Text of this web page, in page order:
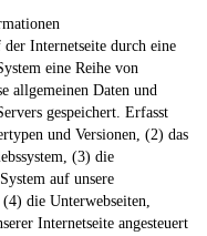
Internetseite durch eine
eine Reihe von
allgemeinen Daten und
gespeichert. Erfasst
und Versionen, (2) das
(3) die
auf unsere
die Unterwebseiten,
Internetseite angesteuert